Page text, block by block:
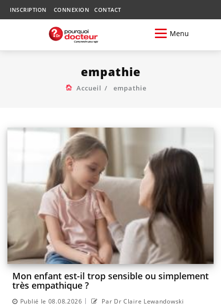
INSCRIPTION CONNEXION CONTACT
Menu
empathie
Accueil empathie
Mon enfant est-il trop sensible ou simplement
très empathique ?
Publié le 08.08.2026 | Par Dr Claire Lewandowski